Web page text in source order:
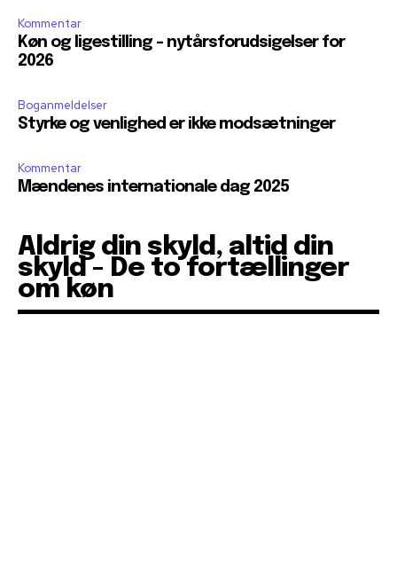
Kommentar
Køn og ligestilling – nytårsforudsigelser for
2026
Boganmeldelser
Styrke og venlighed er ikke modsætninger
Kommentar
Mændenes internationale dag 2025
Aldrig din skyld, altid din
skyld - De to fortællinger
om køn